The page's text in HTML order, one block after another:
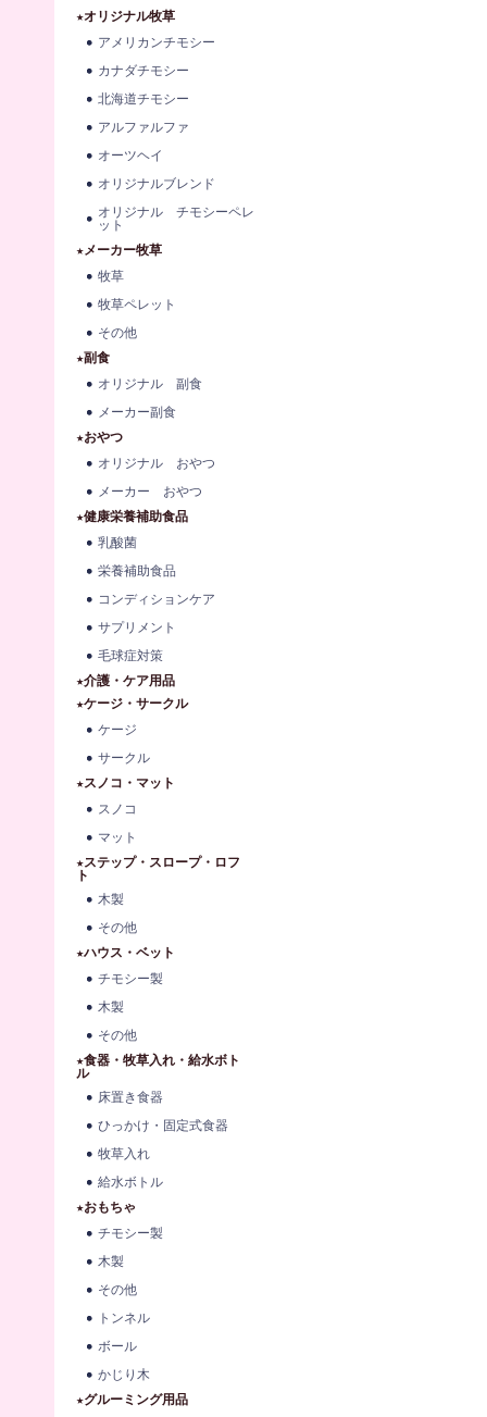
★オリジナル牧草
アメリカンチモシー
カナダチモシー
北海道チモシー
アルファルファ
オーツヘイ
オリジナルブレンド
オリジナル チモシーペレ
ット
★メーカー牧草
牧草
牧草ペレット
その他
★副食
オリジナル 副食
メーカー副食
★おやつ
オリジナル おやつ
メーカー おやつ
★健康栄養補助食品
乳酸菌
栄養補助食品
コンディションケア
サプリメント
毛球症対策
★介護・ケア用品
★ケージ・サークル
ケージ
サークル
★スノコ・マット
スノコ
マット
★ステップ・スロープ・ロフ
ト
木製
その他
★ハウス・ベット
チモシー製
木製
その他
★食器・牧草入れ・給水ボト
ル
床置き食器
ひっかけ・固定式食器
牧草入れ
給水ボトル
★おもちゃ
チモシー製
木製
その他
トンネル
ボール
かじり木
★グルーミング用品